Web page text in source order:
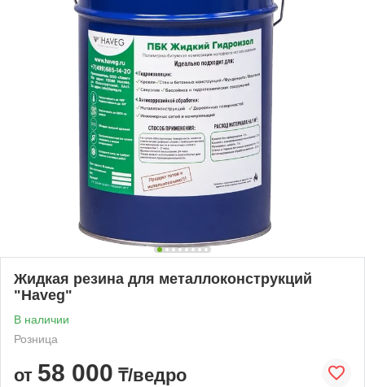
Жидкая резина для металлоконструкций
"Haveg"
В наличии
Розница
от 58 000 ₸/ведро